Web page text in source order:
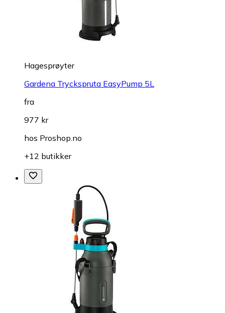
Hagesprøyter
Gardena Tryckspruta EasyPump 5L
fra
977 kr
hos Proshop.no
+12 butikker